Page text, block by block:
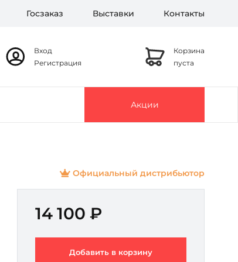
Госзаказ Выставки Контакты
Вход
Регистрация
Корзина
пуста
Акции
Официальный дистрибьютор
14 100 ₽
Добавить в корзину